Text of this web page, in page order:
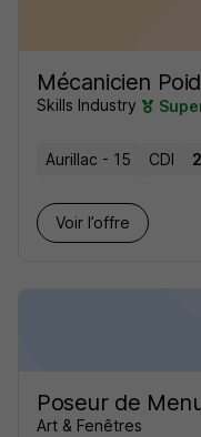
Mécanicien
Skills Industry
Aurillac - 15 CDI
Voir l’offre
Poseur de
Art & Fenêtres